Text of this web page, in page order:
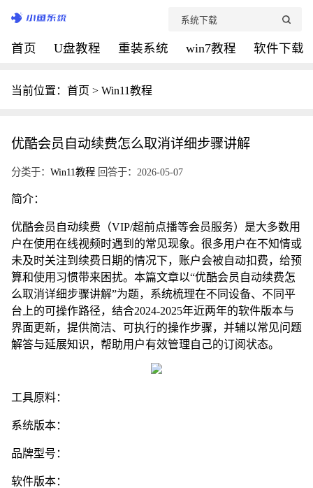
首页 U盘教程 重装系统 win7教程 软件下载
当前位置： 首页 > Win11教程
优酷会员自动续费怎么取消详细步骤讲解
分类于： Win11教程 回答于：2026-05-07
简介：
优酷会员自动续费（VIP/超前点播等会员服务）是大多数用
户在使用在线视频时遇到的常见现象。很多用户在不知情或
未及时关注到续费日期的情况下，账户会被自动扣费，给预
算和使用习惯带来困扰。本篇文章以“优酷会员自动续费怎
么取消详细步骤讲解”为题，系统梳理在不同设备、不同平
台上的可操作路径，结合2024-2025年近两年的软件版本与
界面更新，提供简洁、可执行的操作步骤，并辅以常见问题
解答与延展知识，帮助用户有效管理自己的订阅状态。
工具原料：
系统版本：
品牌型号：
软件版本：